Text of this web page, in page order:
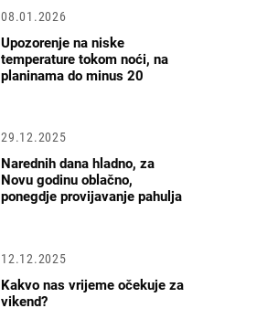
08.01.2026
Upozorenje na niske
temperature tokom noći, na
planinama do minus 20
29.12.2025
Narednih dana hladno, za
Novu godinu oblačno,
ponegdje provijavanje pahulja
12.12.2025
Kakvo nas vrijeme očekuje za
vikend?